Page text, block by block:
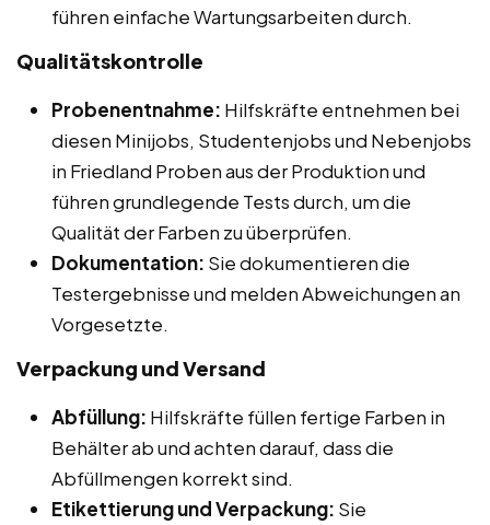
führen einfache Wartungsarbeiten durch.
Qualitätskontrolle
Probenentnahme: Hilfskräfte entnehmen bei
diesen Minijobs, Studentenjobs und Nebenjobs
in Friedland Proben aus der Produktion und
führen grundlegende Tests durch, um die
Qualität der Farben zu überprüfen.
Dokumentation: Sie dokumentieren die
Testergebnisse und melden Abweichungen an
Vorgesetzte.
Verpackung und Versand
Abfüllung: Hilfskräfte füllen fertige Farben in
Behälter ab und achten darauf, dass die
Abfüllmengen korrekt sind.
Etikettierung und Verpackung: Sie